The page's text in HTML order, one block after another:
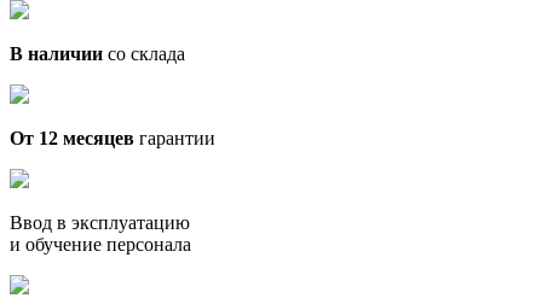
В наличии со склада
От 12 месяцев гарантии
Ввод в эксплуатацию
и обучение персонала